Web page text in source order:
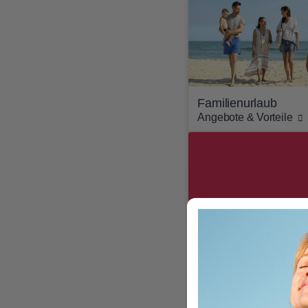
Familienurlaub
Angebote & Vorteile
THE ROBINSON
Mehr als Urlaub